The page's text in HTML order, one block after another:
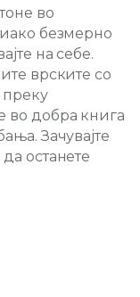
во
безмерно
на себе.
врските со
преку
во добра книга
Зачувајте
останете